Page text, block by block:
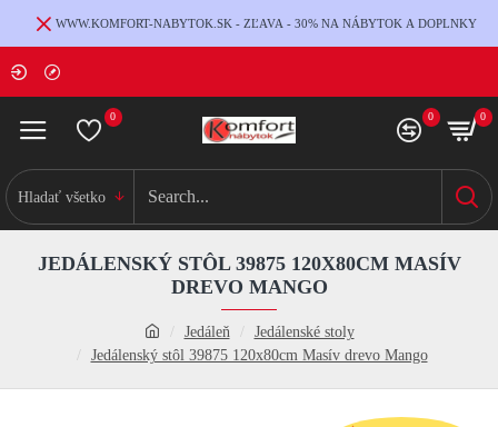
WWW.KOMFORT-NABYTOK.SK - ZĽAVA - 30% NA NÁBYTOK A DOPLNKY
0 0 0
Hladať všetko
Jedáleň
Jedálenské stoly
Jedálenský stôl 39875 120x80cm Masív drevo Mango
JEDÁLENSKÝ STÔL 39875 120X80CM MASÍV
DREVO MANGO